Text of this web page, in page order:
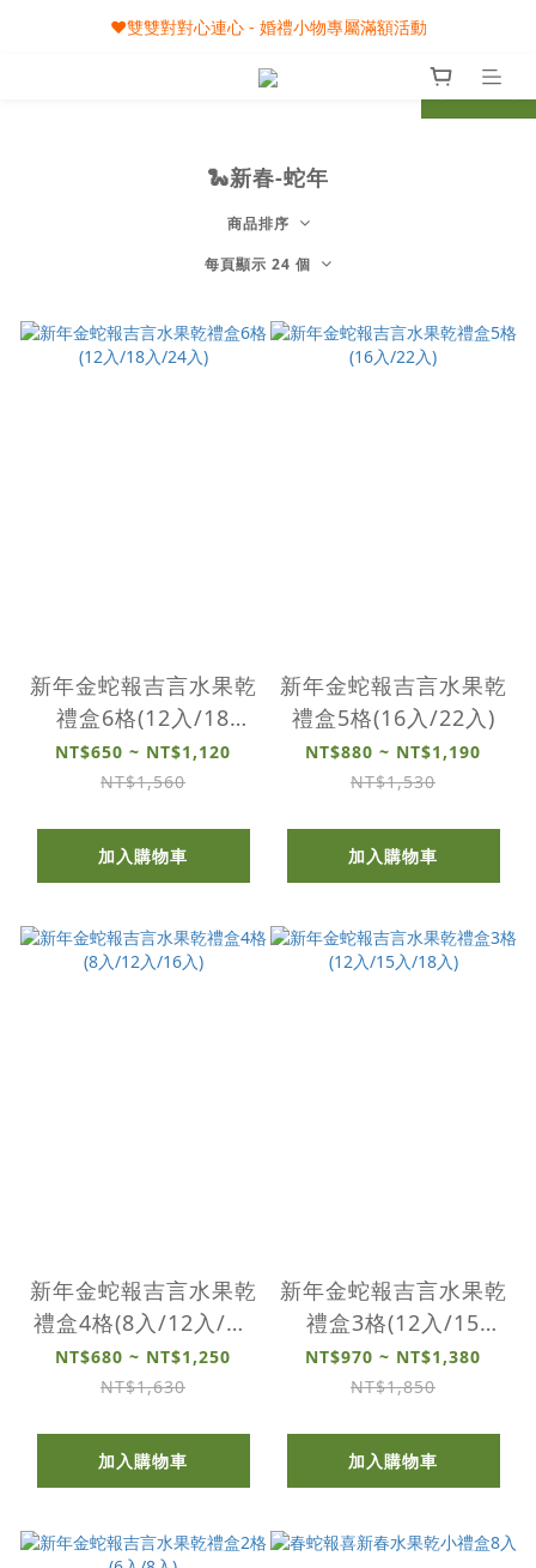
🎀08/01-09/30 秋節月圓家家慶- 滿額即享專屬小禮
❤️雙雙對對心連心 - 婚禮小物專屬滿額活動
🎀08/01-09/30 秋節月圓家家慶- 滿額即享專屬小禮
prev
🐍新春-蛇年
商品排序
每頁顯示 24 個
新年金蛇報吉言水果乾
禮盒6格(12入/18
入/24入)
NT$650 ~ NT$1,120
NT$1,560
加入購物車
新年金蛇報吉言水果乾
禮盒5格(16入/22入)
NT$880 ~ NT$1,190
NT$1,530
加入購物車
新年金蛇報吉言水果乾
禮盒4格(8入/12入/16
入)
NT$680 ~ NT$1,250
NT$1,630
加入購物車
新年金蛇報吉言水果乾
禮盒3格(12入/15
入/18入)
NT$970 ~ NT$1,380
NT$1,850
加入購物車